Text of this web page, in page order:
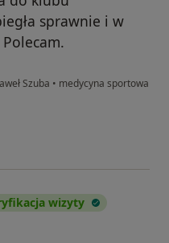
sprawnie i w
Szuba • medycyna sportowa
wizyty